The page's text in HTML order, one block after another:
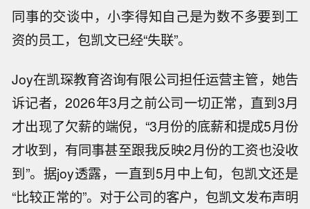
同事的交谈中，小李得知自己是为数不多要到工
资的员工，包凯文已经“失联”。
Joy在凯琛教育咨询有限公司担任运营主管，她告
诉记者，2026年3月之前公司一切正常，直到3月
才出现了欠薪的端倪，“3月份的底薪和提成5月份
才收到，有同事甚至跟我反映2月份的工资也没收
到”。据joy透露，一直到5月中上旬，包凯文还是
“比较正常的”。对于公司的客户，包凯文发布声明